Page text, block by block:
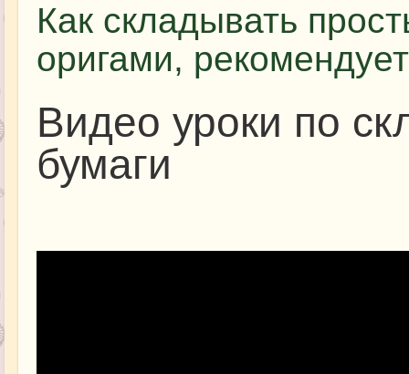
Как складывать
оригами,
Видео уроки по
бумаги